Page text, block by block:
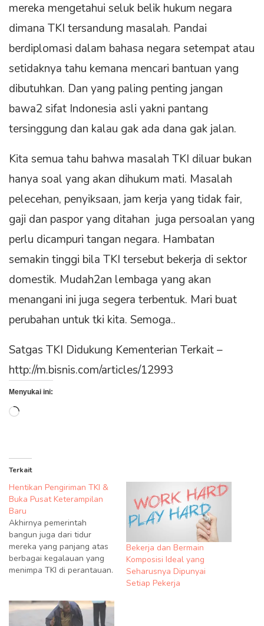
mereka mengetahui seluk belik hukum negara
dimana TKI tersandung masalah. Pandai
berdiplomasi dalam bahasa negara setempat atau
setidaknya tahu kemana mencari bantuan yang
dibutuhkan. Dan yang paling penting jangan
bawa2 sifat Indonesia asli yakni pantang
tersinggung dan kalau gak ada dana gak jalan.
Kita semua tahu bahwa masalah TKI diluar bukan
hanya soal yang akan dihukum mati. Masalah
pelecehan, penyiksaan, jam kerja yang tidak fair,
gaji dan paspor yang ditahan juga persoalan yang
perlu dicampuri tangan negara. Hambatan
semakin tinggi bila TKI tersebut bekerja di sektor
domestik. Mudah2an lembaga yang akan
menangani ini juga segera terbentuk. Mari buat
perubahan untuk tki kita. Semoga..
Satgas TKI Didukung Kementerian Terkait –
http://m.bisnis.com/articles/12993
Menyukai ini:
Memuat...
Terkait
Hentikan Pengiriman TKI &
Buka Pusat Keterampilan
Baru
Akhirnya pemerintah
bangun juga dari tidur
mereka yang panjang atas
berbagai kegalauan yang
menimpa TKI di perantauan.
dengan dipancungnya leher
Ruyati di Arab Saudi,
Bekerja dan Bermain
Komposisi Ideal yang
Seharusnya Dipunyai
Setiap Pekerja